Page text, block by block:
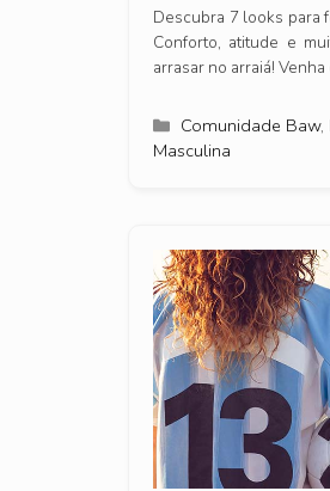
Descubra 7 looks para
Conforto, atitude e
arrasar no arraiá!
Categorias
Comunidade Baw,
Masculina